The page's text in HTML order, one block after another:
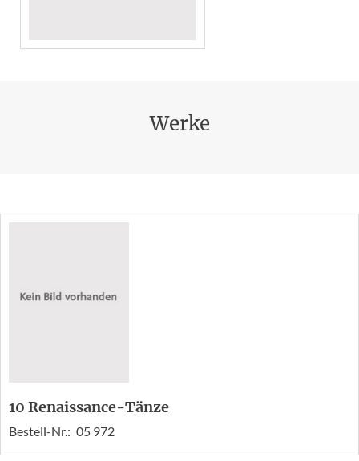
Werke
10 Renaissance-Tänze
Bestell-Nr.: 05 972